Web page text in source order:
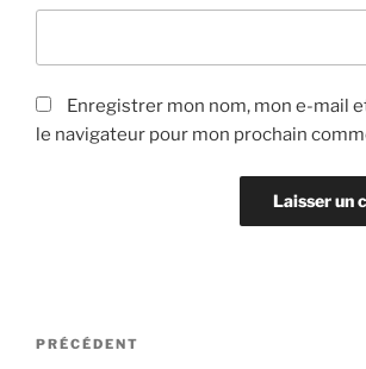
Enregistrer mon nom, mon e-mail
le navigateur pour mon prochain
Navigation
Article
PRÉCÉDENT